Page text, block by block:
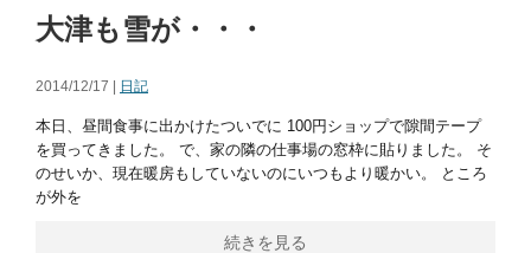
大津も雪が・・・
2014/12/17 | 日記
本日、昼間食事に出かけたついでに 100円ショップで隙間テープ
を買ってきました。 で、家の隣の仕事場の窓枠に貼りました。 そ
のせいか、現在暖房もしていないのにいつもより暖かい。 ところ
が外を
続きを見る